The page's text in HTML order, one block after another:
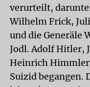
verurteilt,
Wilhelm Frick,
und die Generäle
Jodl. Adolf Hitler,
Heinrich
Suizid begangen.